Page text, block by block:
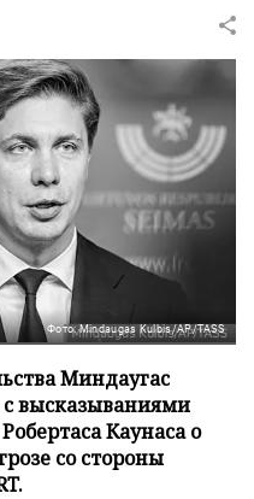
Фото: Mindaugas Kulbis/AP/TASS
Миндаугас
с высказываниями
Каунаса о
со стороны